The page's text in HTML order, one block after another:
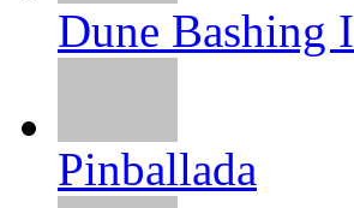
Dune Bashing
Pinballada